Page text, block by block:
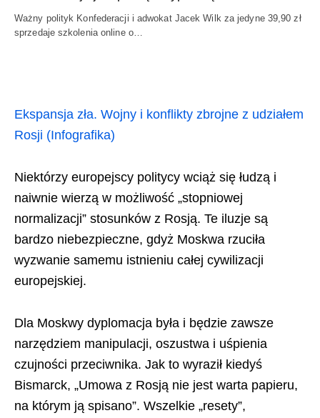
Ważny polityk Konfederacji i adwokat Jacek Wilk za jedyne 39,90 zł
sprzedaje szkolenia online o…
Ekspansja zła. Wojny i konflikty zbrojne z udziałem
Rosji (Infografika)
Niektórzy europejscy politycy wciąż się łudzą i
naiwnie wierzą w możliwość „stopniowej
normalizacji” stosunków z Rosją. Te iluzje są
bardzo niebezpieczne, gdyż Moskwa rzuciła
wyzwanie samemu istnieniu całej cywilizacji
europejskiej.
Dla Moskwy dyplomacja była i będzie zawsze
narzędziem manipulacji, oszustwa i uśpienia
czujności przeciwnika. Jak to wyraził kiedyś
Bismarck, „Umowa z Rosją nie jest warta papieru,
na którym ją spisano”. Wszelkie „resety”,